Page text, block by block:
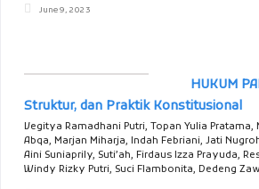
June 9, 2023
HUKUM
Struktur, dan Praktik Konstitusional
Vegitya Ramadhani Putri, Topan Yulia Pratama,
Abqa, Marjan Miharja, Indah Febriani, Jati
Aini Suniaprily, Suti’ah, Firdaus Izza Prayuda,
Windy Rizky Putri, Suci Flambonita, Dedeng